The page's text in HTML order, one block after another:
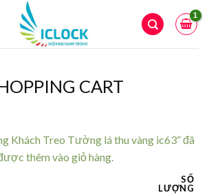
CART
Khách Treo Tường lá thu vàng ic63” đã
thêm vào giỏ hàng.
SỐ
LƯỢNG